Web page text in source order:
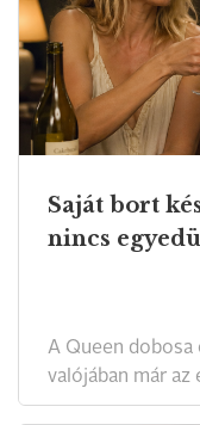
Saját bort
nincs
A Queen
valójában már az